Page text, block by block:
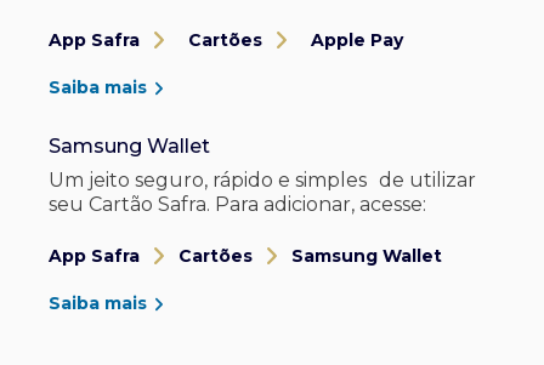
App Safra Cartões Apple Pay
Saiba mais
Samsung Wallet
Um jeito seguro, rápido e simples de utilizar
seu Cartão Safra. Para adicionar, acesse:
App Safra Cartões Samsung Wallet
Saiba mais